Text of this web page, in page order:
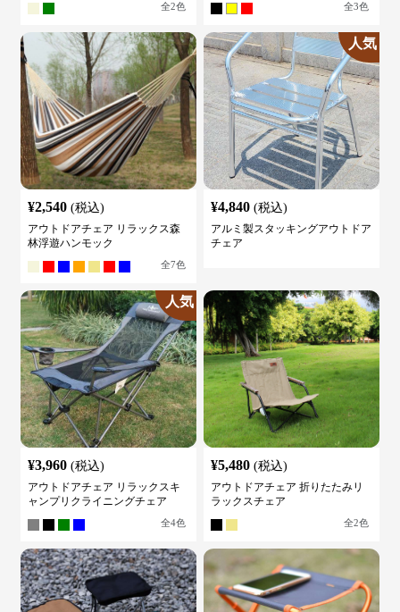
全2色 全3色
¥2,540 (税込)
アウトドアチェア リラックス森
林浮遊ハンモック
全7色
人気
¥4,840 (税込)
アルミ製スタッキングアウトドア
チェア
人気
¥3,960 (税込)
アウトドアチェア リラックスキ
ャンプリクライニングチェア
全4色
¥5,480 (税込)
アウトドアチェア 折りたたみリ
ラックスチェア
全2色